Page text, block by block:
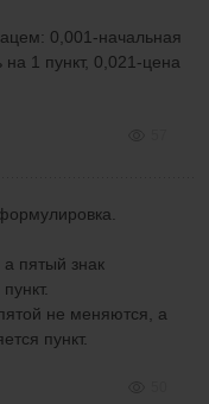
0,001-начальная
1 пункт, 0,021-цена
пятый знак
не меняются, а
пункт.